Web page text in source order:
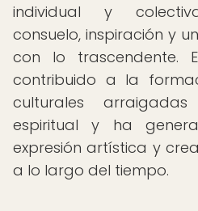
individual y
consuelo, inspiración y
con lo trascendente.
contribuido a la
culturales
espiritual y ha
expresión artística y
a lo largo del tiempo.